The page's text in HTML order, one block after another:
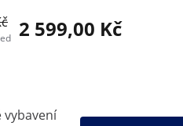
2 599,00 Kč
vybavení